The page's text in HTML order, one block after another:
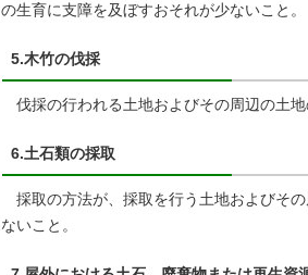
の生育に支障を及ぼすおそれが少ないこと。
5.木竹の伐採
伐採の行われる土地およびその周辺の土地
6.土石類の採取
採取の方法が、採取を行う土地およびそ
ないこと。